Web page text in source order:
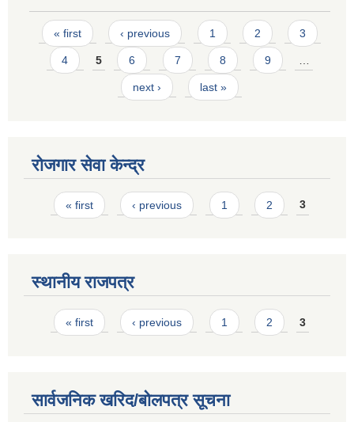
Pages
« first ‹ previous 1 2 3
4 5 6 7 8 9
next › last »
रोजगार सेवा केन्द्र
Pages
« first ‹ previous 1 2 3
स्थानीय राजपत्र
Pages
« first ‹ previous 1 2 3
सार्वजनिक खरिद/बोलपत्र सूचना